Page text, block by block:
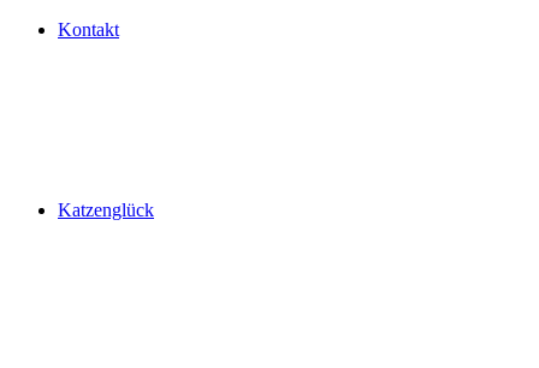
Kontakt
Katzenglück